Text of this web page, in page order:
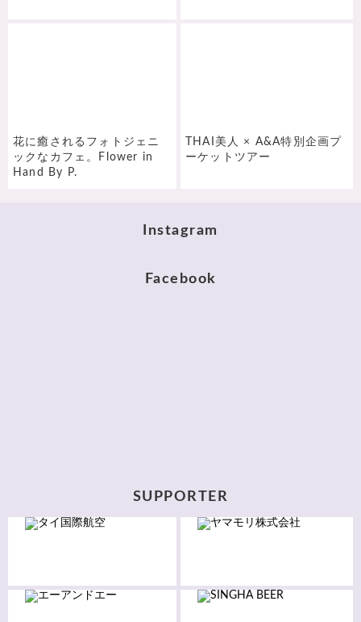
花に癒されるフォトジェニ
ックなカフェ。Flower in
Hand By P.
THAI美人 × A&A特別企画プ
ーケットツアー
Instagram
Facebook
SUPPORTER